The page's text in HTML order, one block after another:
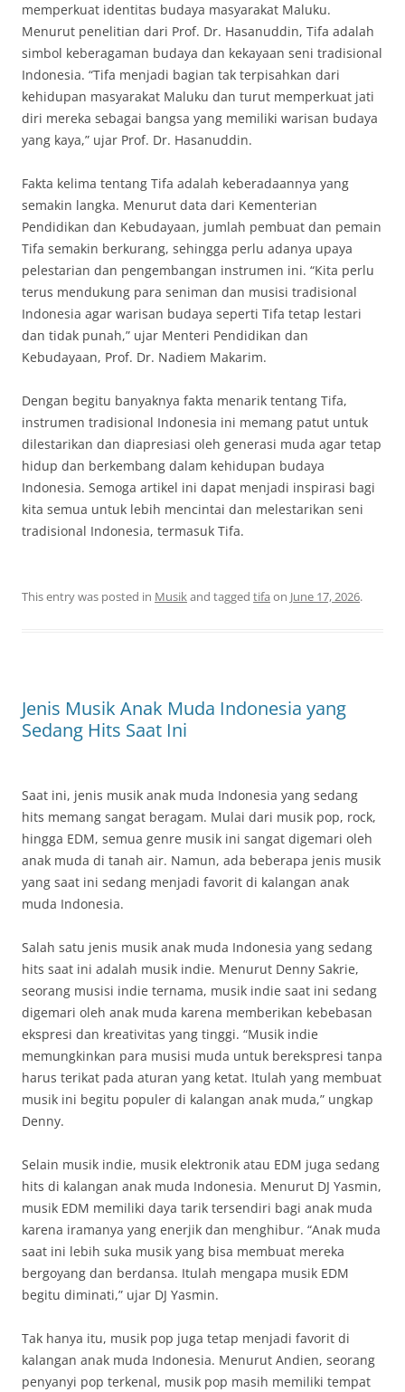
memperkuat identitas budaya masyarakat Maluku.
Menurut penelitian dari Prof. Dr. Hasanuddin, Tifa adalah
simbol keberagaman budaya dan kekayaan seni tradisional
Indonesia. “Tifa menjadi bagian tak terpisahkan dari
kehidupan masyarakat Maluku dan turut memperkuat jati
diri mereka sebagai bangsa yang memiliki warisan budaya
yang kaya,” ujar Prof. Dr. Hasanuddin.
Fakta kelima tentang Tifa adalah keberadaannya yang
semakin langka. Menurut data dari Kementerian
Pendidikan dan Kebudayaan, jumlah pembuat dan pemain
Tifa semakin berkurang, sehingga perlu adanya upaya
pelestarian dan pengembangan instrumen ini. “Kita perlu
terus mendukung para seniman dan musisi tradisional
Indonesia agar warisan budaya seperti Tifa tetap lestari
dan tidak punah,” ujar Menteri Pendidikan dan
Kebudayaan, Prof. Dr. Nadiem Makarim.
Dengan begitu banyaknya fakta menarik tentang Tifa,
instrumen tradisional Indonesia ini memang patut untuk
dilestarikan dan diapresiasi oleh generasi muda agar tetap
hidup dan berkembang dalam kehidupan budaya
Indonesia. Semoga artikel ini dapat menjadi inspirasi bagi
kita semua untuk lebih mencintai dan melestarikan seni
tradisional Indonesia, termasuk Tifa.
This entry was posted in Musikand tagged tifa on June 17, 2026.
Jenis Musik Anak Muda Indonesia yang
Sedang Hits Saat Ini
Saat ini, jenis musik anak muda Indonesia yang sedang
hits memang sangat beragam. Mulai dari musik pop, rock,
hingga EDM, semua genre musik ini sangat digemari oleh
anak muda di tanah air. Namun, ada beberapa jenis musik
yang saat ini sedang menjadi favorit di kalangan anak
muda Indonesia.
Salah satu jenis musik anak muda Indonesia yang sedang
hits saat ini adalah musik indie. Menurut Denny Sakrie,
seorang musisi indie ternama, musik indie saat ini sedang
digemari oleh anak muda karena memberikan kebebasan
ekspresi dan kreativitas yang tinggi. “Musik indie
memungkinkan para musisi muda untuk berekspresi tanpa
harus terikat pada aturan yang ketat. Itulah yang membuat
musik ini begitu populer di kalangan anak muda,” ungkap
Denny.
Selain musik indie, musik elektronik atau EDM juga sedang
hits di kalangan anak muda Indonesia. Menurut DJ Yasmin,
musik EDM memiliki daya tarik tersendiri bagi anak muda
karena iramanya yang enerjik dan menghibur. “Anak muda
saat ini lebih suka musik yang bisa membuat mereka
bergoyang dan berdansa. Itulah mengapa musik EDM
begitu diminati,” ujar DJ Yasmin.
Tak hanya itu, musik pop juga tetap menjadi favorit di
kalangan anak muda Indonesia. Menurut Andien, seorang
penyanyi pop terkenal, musik pop masih memiliki tempat